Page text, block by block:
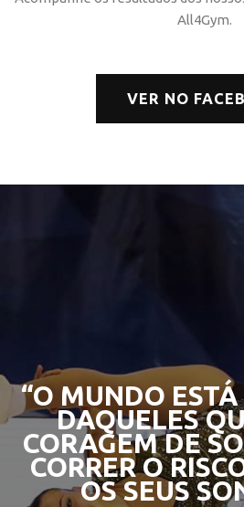
All4Gym.
VER NO
“O MUNDO
DAQUELES
CORAGEM DE
CORRER O
OS SEUS